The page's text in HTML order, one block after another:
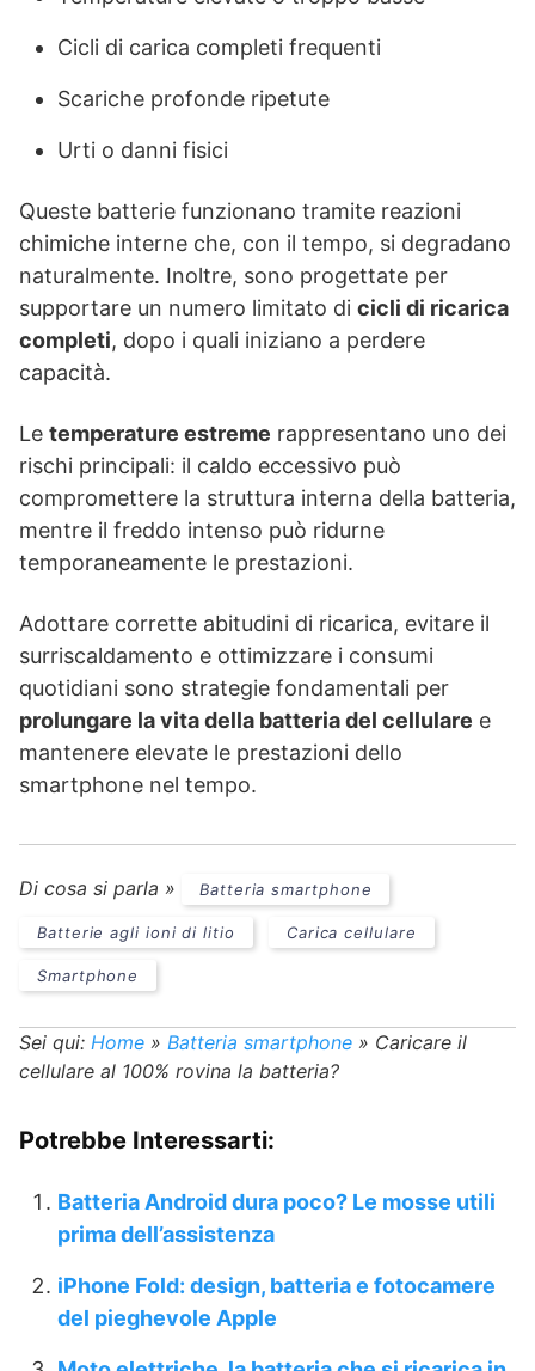
Cicli di carica completi frequenti
Scariche profonde ripetute
Urti o danni fisici
Queste batterie funzionano tramite reazioni
chimiche interne che, con il tempo, si degradano
naturalmente. Inoltre, sono progettate per
supportare un numero limitato di cicli di ricarica
completi, dopo i quali iniziano a perdere
capacità.
Le temperature estreme rappresentano uno dei
rischi principali: il caldo eccessivo può
compromettere la struttura interna della batteria,
mentre il freddo intenso può ridurne
temporaneamente le prestazioni.
Adottare corrette abitudini di ricarica, evitare il
surriscaldamento e ottimizzare i consumi
quotidiani sono strategie fondamentali per
prolungare la vita della batteria del cellulare e
mantenere elevate le prestazioni dello
smartphone nel tempo.
Di cosa si parla » Batteria smartphone
Batterie agli ioni di litio Carica cellulare
Smartphone
Sei qui: Home » Batteria smartphone » Caricare il
cellulare al 100% rovina la batteria?
Potrebbe Interessarti:
Batteria Android dura poco? Le mosse utili
prima dell’assistenza
iPhone Fold: design, batteria e fotocamere
del pieghevole Apple